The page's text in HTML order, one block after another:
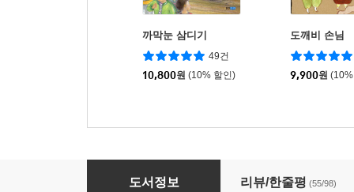
까막눈 삼디기
49건
10,800원 (10% 할인)
도깨비 손님
9,900원
Go Go 카카오프렌즈 14 그리스
도서정보 리뷰/한줄평 (55/98)